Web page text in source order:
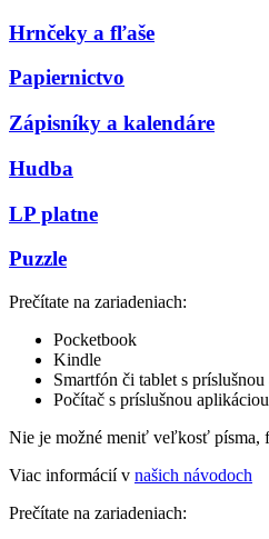
Hrnčeky a fľaše
Papiernictvo
Zápisníky a kalendáre
Hudba
LP platne
Puzzle
Prečítate na zariadeniach:
Pocketbook
Kindle
Smartfón či tablet s
Počítač s príslušnou aplikáciou
Nie je možné meniť veľkosť písma,
Viac informácií v našich návodoch
Prečítate na zariadeniach: